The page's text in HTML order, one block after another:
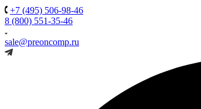
+7 (495) 506-98-46
8 (800) 551-35-46
sale@preoncomp.ru